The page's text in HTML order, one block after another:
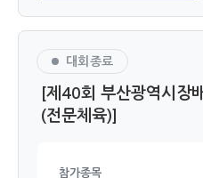
대회종료
[제40회 부산광역시장
(전문체육)]
참가종목